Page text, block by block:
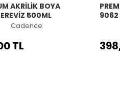
AKRİLİK BOYA
500ML
Cadence
TL
9062